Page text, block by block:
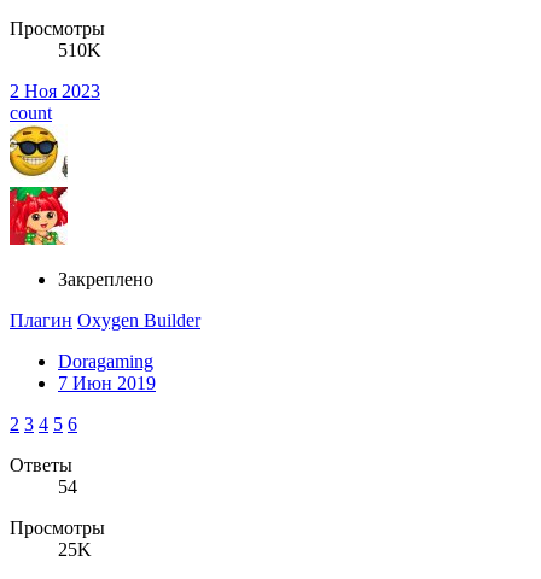
Просмотры
510K
2 Ноя 2023
count
Закреплено
Плагин Oxygen Builder
Doragaming
7 Июн 2019
2 3 4 5 6
Ответы
54
Просмотры
25K